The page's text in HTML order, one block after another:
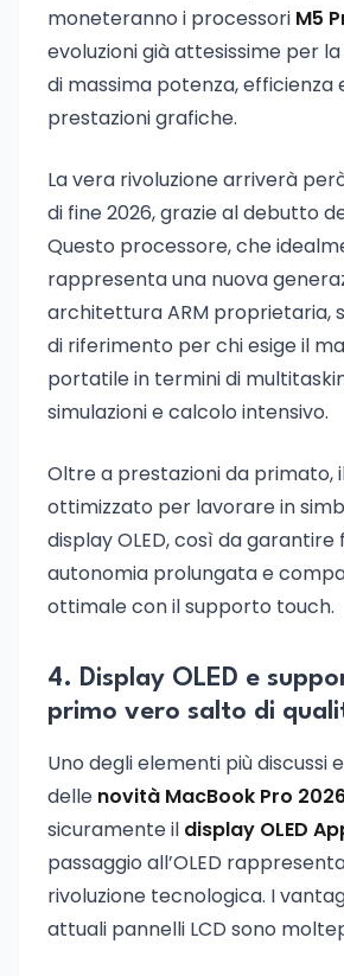
moneteranno i processori M5
evoluzioni già attesissime per
di massima potenza, efficienza
prestazioni grafiche.
La vera rivoluzione arriverà
di fine 2026, grazie al debutto
Questo processore, che
rappresenta una nuova
architettura ARM proprietaria,
di riferimento per chi esige il
portatile in termini di
simulazioni e calcolo intensivo.
Oltre a prestazioni da primato,
ottimizzato per lavorare in
display OLED, così da garantire
autonomia prolungata e
ottimale con il supporto touch.
4. Display OLED e
primo vero salto di
Uno degli elementi più discussi
delle novità MacBook Pro
sicuramente il display OLED
passaggio all’OLED
rivoluzione tecnologica. I
attuali pannelli LCD sono